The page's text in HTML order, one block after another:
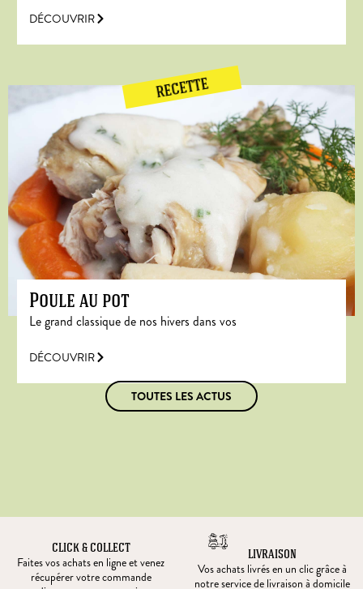
DÉCOUVRIR
RECETTE
Poule au pot
Le grand classique de nos hivers dans vos
DÉCOUVRIR
TOUTES LES ACTUS
CLICK & COLLECT
Faites vos achats en ligne et venez
récupérer votre commande
LIVRAISON
Vos achats livrés en un clic grâce à
notre service de livraison à domicile